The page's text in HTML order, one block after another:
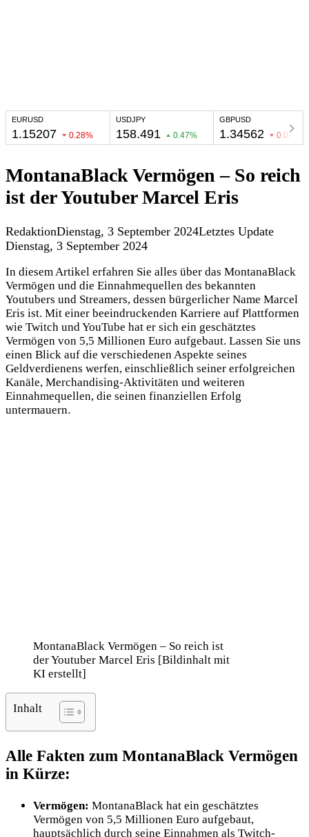
MontanaBlack Vermögen – So reich
ist der Youtuber Marcel Eris
RedaktionDienstag, 3 September 2024Letztes Update
Dienstag, 3 September 2024
In diesem Artikel erfahren Sie alles über das MontanaBlack
Vermögen und die Einnahmequellen des bekannten
Youtubers und Streamers, dessen bürgerlicher Name Marcel
Eris ist. Mit einer beeindruckenden Karriere auf Plattformen
wie Twitch und YouTube hat er sich ein geschätztes
Vermögen von 5,5 Millionen Euro aufgebaut. Lassen Sie uns
einen Blick auf die verschiedenen Aspekte seines
Geldverdienens werfen, einschließlich seiner erfolgreichen
Kanäle, Merchandising-Aktivitäten und weiteren
Einnahmequellen, die seinen finanziellen Erfolg
untermauern.
MontanaBlack Vermögen – So reich ist
der Youtuber Marcel Eris [Bildinhalt mit
KI erstellt]
Inhalt
Alle Fakten zum MontanaBlack Vermögen
in Kürze:
Vermögen: MontanaBlack hat ein geschätztes
Vermögen von 5,5 Millionen Euro aufgebaut,
hauptsächlich durch seine Einnahmen als Twitch-